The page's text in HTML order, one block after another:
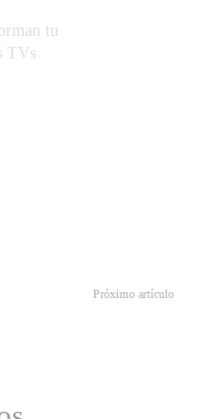
tu
TVs
Próximo artículo